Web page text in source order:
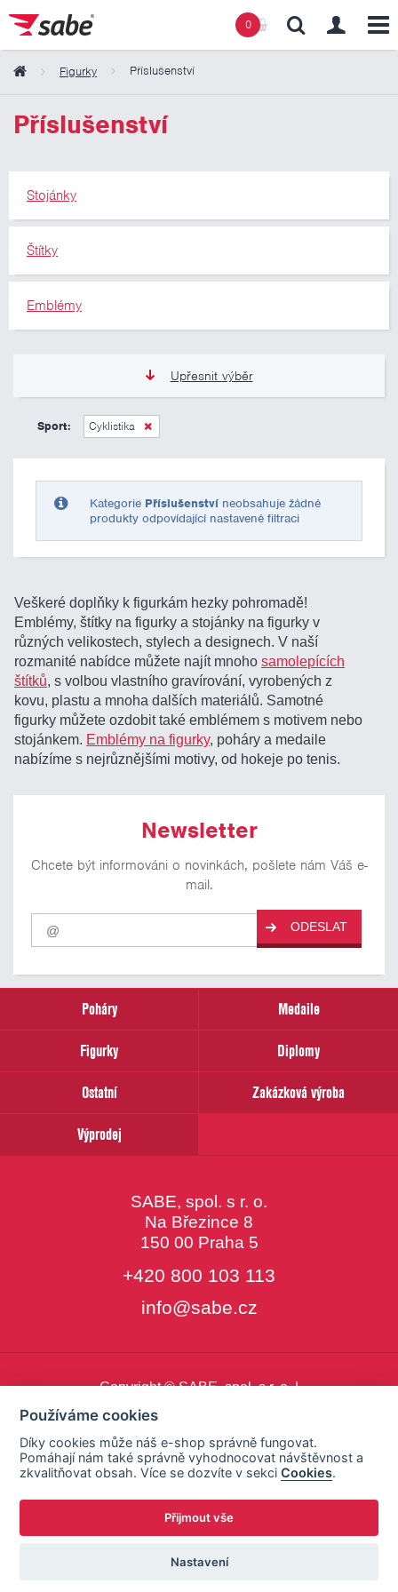
0
Figurky Příslušenství
Příslušenství
Stojánky
Štítky
Emblémy
Upřesnit výběr
0 Kč
Sport: Cyklistika
Kategorie Příslušenství neobsahuje žádné
produkty odpovídající nastavené filtraci
Veškeré doplňky k figurkám hezky pohromadě!
Emblémy, štítky na figurky a stojánky na figurky v
různých velikostech, stylech a designech. V naší
rozmanité nabídce můžete najít mnohosamolepících
štítků, s volbou vlastního gravírování, vyrobených z
kovu, plastu a mnoha dalších materiálů. Samotné
figurky můžete ozdobit také emblémem s motivem nebo
stojánkem. Emblémy na figurky, poháry a medaile
nabízíme s nejrůznějšími motivy, od hokeje po tenis.
Newsletter
Chcete být informováni o novinkách, pošlete nám Váš e-
mail.
Pro
odběr
našich
email
ODESLAT
Poháry
Medaile
Figurky
Diplomy
Ostatní
Zakázková výroba
Výprodej
SABE, spol. s r. o.
Na Březince 8
150 00 Praha 5
+420 800 103 113
info@sabe.cz
Copyright © SABE, spol. s r. o. |
Obsah košíku
Používáme cookies
Díky cookies může náš e-shop správně fungovat.
Pomáhají nám také správně vyhodnocovat návštěvnost a
zkvalitňovat obsah. Více se dozvíte v sekciCookies.
Přijmout vše
Nastavení